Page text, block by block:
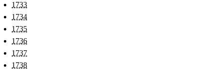
1733
1734
1735
1736
1737
1738